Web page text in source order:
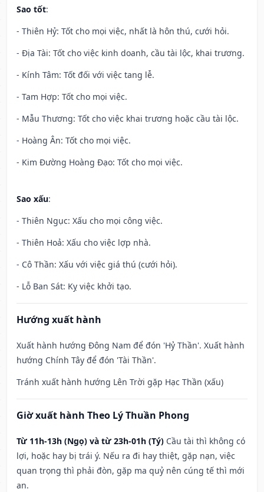
Sao tốt:
- Thiên Hỷ: Tốt cho mọi việc, nhất là hôn thú, cưới hỏi.
- Địa Tài: Tốt cho việc kinh doanh, cầu tài lộc, khai trương.
- Kính Tâm: Tốt đối với việc tang lễ.
- Tam Hợp: Tốt cho mọi việc.
- Mẫu Thương: Tốt cho việc khai trương hoặc cầu tài lộc.
- Hoàng Ân: Tốt cho mọi việc.
- Kim Đường Hoàng Đạo: Tốt cho mọi việc.
Sao xấu:
- Thiên Ngục: Xấu cho mọi công việc.
- Thiên Hoả: Xấu cho việc lợp nhà.
- Cô Thần: Xấu với việc giá thú (cưới hỏi).
- Lỗ Ban Sát: Kỵ việc khởi tạo.
Hướng xuất hành
Xuất hành hướng Đông Nam để đón 'Hỷ Thần'. Xuất hành
hướng Chính Tây để đón 'Tài Thần'.
Tránh xuất hành hướng Lên Trời gặp Hạc Thần (xấu)
Giờ xuất hành Theo Lý Thuần Phong
Từ 11h-13h (Ngọ) và từ 23h-01h (Tý) Cầu tài thì không có
lợi, hoặc hay bị trái ý. Nếu ra đi hay thiệt, gặp nạn, việc
quan trọng thì phải đòn, gặp ma quỷ nên cúng tế thì mới
an.